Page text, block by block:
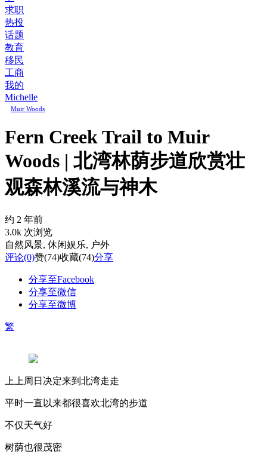
求职
热投
话题
教育
移民
工商
我的
Michelle
Muir Woods
Fern Creek Trail to Muir
Woods | 北湾林荫步道欣赏壮
观森林溪流与神木
约 2 年前
3.0k 次浏览
自然风景, 休闲娱乐, 户外
评论(0)赞(74)收藏(74)分享
分享至Facebook
分享至微信
分享至微博
繁
上上周日决定来到北湾走走
平时一直以来都很喜欢北湾的步道
不仅天气好
树荫也很茂密